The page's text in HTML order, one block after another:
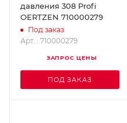
давления 308 Profi
OERTZEN 710000279
Под заказ
Арт. : 710000279
ЗАПРОС ЦЕНЫ
ПОД ЗАКАЗ